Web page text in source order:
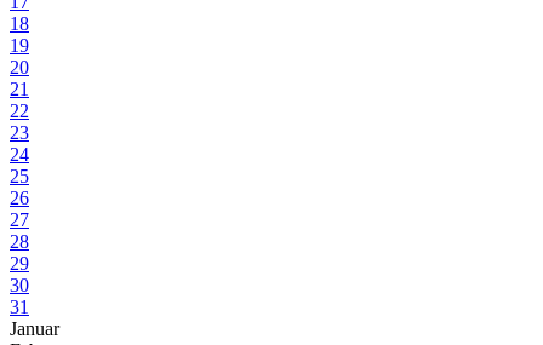
18
19
20
21
22
23
24
25
26
27
28
29
30
31
Januar